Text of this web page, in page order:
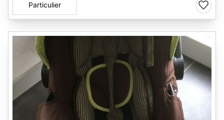
Particulier